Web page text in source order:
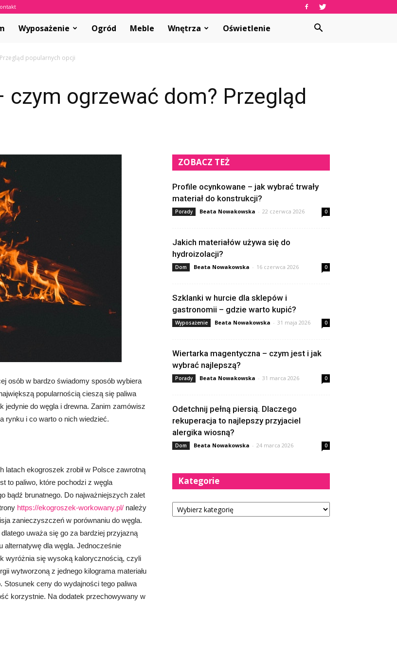
Wyposażenie Ogród Meble Wnętrza Oświetlenie
popularnych opcji
czym ogrzewać dom? Przegląd
osób w bardzo świadomy sposób wybiera
popularnością cieszą się paliwa
jedynie do węgla i drewna. Zanim zamówisz
rynku i co warto o nich wiedzieć.
latach ekogroszek zrobił w Polsce zawrotną
to paliwo, które pochodzi z węgla
bądź brunatnego. Do najważniejszych zalet
https://ekogroszek-workowany.pl/ należy
zanieczyszczeń w porównaniu do węgla.
dlatego uważa się go za bardziej przyjazną
alternatywę dla węgla. Jednocześnie
wyróżnia się wysoką kalorycznością, czyli
wytworzoną z jednego kilograma materiału
Stosunek ceny do wydajności tego paliwa
korzystnie. Na dodatek przechowywany w
ZOBACZ TEŻ
Profile ocynkowane – jak wybrać trwały
materiał do konstrukcji?
Porady Beata Nowakowska - 22 czerwca 2026 0
Jakich materiałów używa się do
hydroizolacji?
Dom Beata Nowakowska - 16 czerwca 2026 0
Szklanki w hurcie dla sklepów i
gastronomii – gdzie warto kupić?
Wyposażenie Beata Nowakowska - 31 maja 2026 0
Wiertarka magentyczna – czym jest i jak
wybrać najlepszą?
Porady Beata Nowakowska - 31 marca 2026 0
Odetchnij pełną piersią. Dlaczego
rekuperacja to najlepszy przyjaciel
alergika wiosną?
Dom Beata Nowakowska - 24 marca 2026 0
Kategorie
Kategorie